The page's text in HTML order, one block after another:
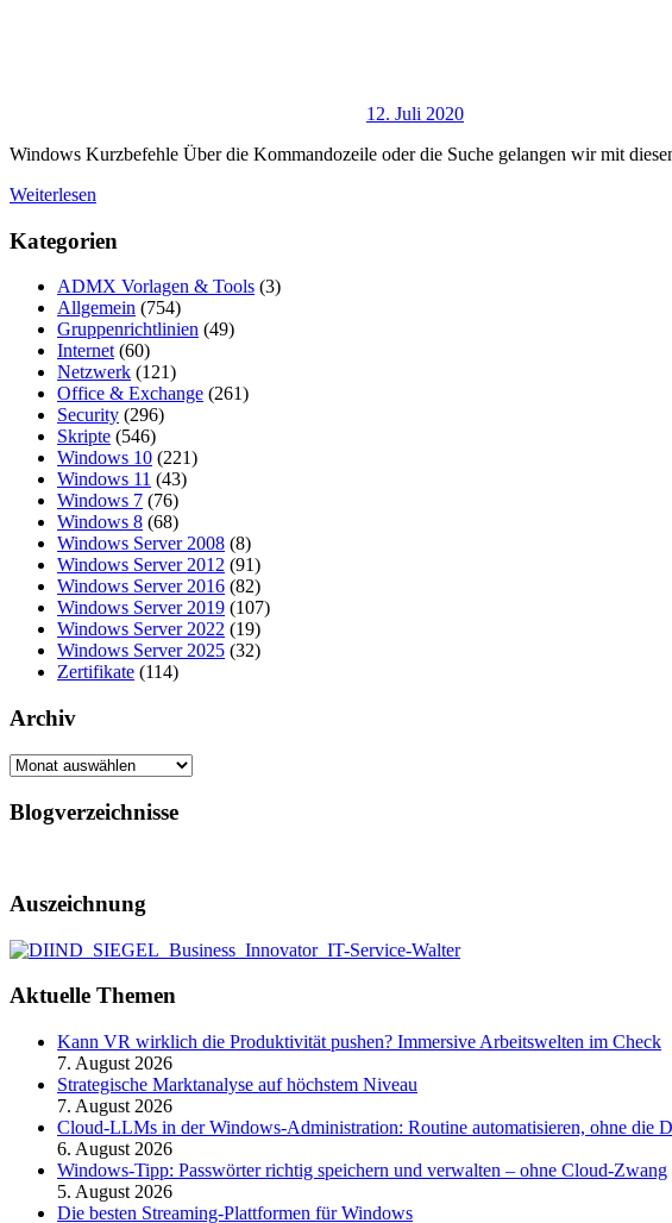
12. Juli 2020
Windows Kurzbefehle Über die Kommandozeile oder die Suche gelangen wir mit
Weiterlesen
Kategorien
ADMX Vorlagen & Tools (3)
Allgemein (754)
Gruppenrichtlinien (49)
Internet(60)
Netzwerk (121)
Office & Exchange (261)
Security (296)
Skripte (546)
Windows 10 (221)
Windows 11 (43)
Windows 7 (76)
Windows 8 (68)
Windows Server 2008 (8)
Windows Server 2012 (91)
Windows Server 2016 (82)
Windows Server 2019 (107)
Windows Server 2022 (19)
Windows Server 2025 (32)
Zertifikate (114)
Archiv
Archiv
Blogverzeichnisse
Auszeichnung
Aktuelle Themen
Kann VR wirklich die Produktivität pushen? Immersive Arbeitswelten im Check
7. August 2026
Strategische Marktanalyse auf höchstem Niveau
7. August 2026
Cloud-LLMs in der Windows-Administration: Routine automatisieren, ohne die
6. August 2026
Windows-Tipp: Passwörter richtig speichern und verwalten – ohne Cloud-Zwang
5. August 2026
Die besten Streaming-Plattformen für Windows